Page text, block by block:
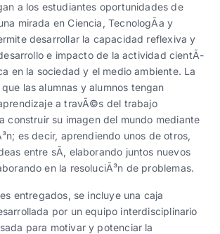
a los estudiantes oportunidades de
mirada en Ciencia, TecnologÃ­a y
desarrollar la capacidad reflexiva y
e impacto de la actividad cientÃ­
en la sociedad y el medio ambiente. La
las alumnas y alumnos tengan
a travÃ©s del trabajo
construir su imagen del mundo mediante
es decir, aprendiendo unos de otros,
entre sÃ­, elaborando juntos nuevos
en la resoluciÃ³n de problemas.
entregados, se incluye una caja
por un equipo interdisciplinario
para motivar y potenciar la